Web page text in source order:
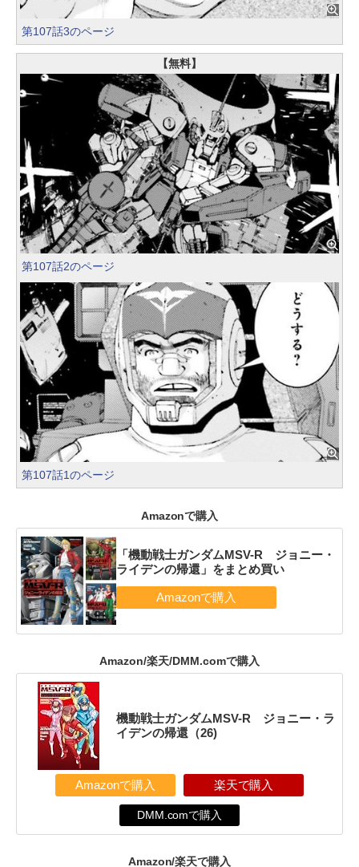
第107話3のページ
【無料】
第107話2のページ
第107話1のページ
Amazonで購入
「機動戦士ガンダムMSV-R ジョニー・
ライデンの帰還」をまとめ買い
Amazon/楽天/DMM.comで購入
機動戦士ガンダムMSV-R ジョニー・ラ
イデンの帰還（26)
Amazonで購入 楽天で購入
DMM.comで購入
Amazon/楽天で購入